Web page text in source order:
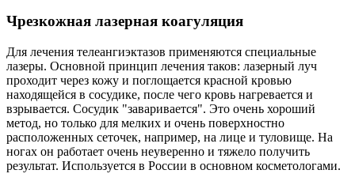
Чрезкожная лазерная коагуляция
Для лечения телеангиэктазов применяются специальные
лазеры. Основной принцип лечения таков: лазерный луч
проходит через кожу и поглощается красной кровью
находящейся в сосудике, после чего кровь нагревается и
взрывается. Сосудик "заваривается". Это очень хороший
метод, но только для мелких и очень поверхностно
расположенных сеточек, например, на лице и туловище. На
ногах он работает очень неуверенно и тяжело получить
результат. Используется в России в основном косметологами.